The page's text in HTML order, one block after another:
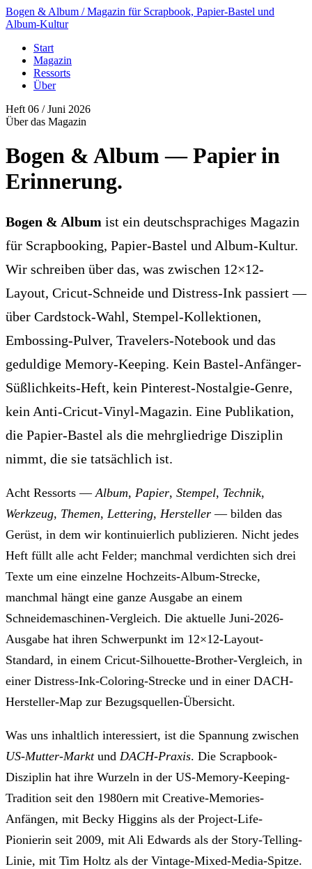
Bogen & Album / Magazin für Scrapbook, Papier-Bastel und
Album-Kultur
Start
Magazin
Ressorts
Über
Heft 06 / Juni 2026
Über das Magazin
Bogen & Album — Papierin
Erinnerung.
Bogen & Album ist ein deutschsprachiges Magazin
für Scrapbooking, Papier-Bastel und Album-Kultur.
Wir schreiben über das, was zwischen 12×12-
Layout, Cricut-Schneide und Distress-Ink passiert —
über Cardstock-Wahl, Stempel-Kollektionen,
Embossing-Pulver, Travelers-Notebook und das
geduldige Memory-Keeping. Kein Bastel-Anfänger-
Süßlichkeits-Heft, kein Pinterest-Nostalgie-Genre,
kein Anti-Cricut-Vinyl-Magazin. Eine Publikation,
die Papier-Bastel als die mehrgliedrige Disziplin
nimmt, die sie tatsächlich ist.
Acht Ressorts —Album, Papier, Stempel, Technik,
Werkzeug, Themen, Lettering, Hersteller — bilden das
Gerüst, in dem wir kontinuierlich publizieren. Nicht jedes
Heft füllt alle acht Felder; manchmal verdichten sich drei
Texte um eine einzelne Hochzeits-Album-Strecke,
manchmal hängt eine ganze Ausgabe an einem
Schneidemaschinen-Vergleich. Die aktuelle Juni-2026-
Ausgabe hat ihren Schwerpunkt im 12×12-Layout-
Standard, in einem Cricut-Silhouette-Brother-Vergleich, in
einer Distress-Ink-Coloring-Strecke und in einer DACH-
Hersteller-Map zur Bezugsquellen-Übersicht.
Was uns inhaltlich interessiert, ist die Spannung zwischen
US-Mutter-Marktund DACH-Praxis. Die Scrapbook-
Disziplin hat ihre Wurzeln in der US-Memory-Keeping-
Tradition seit den 1980ern mit Creative-Memories-
Anfängen, mit Becky Higgins als der Project-Life-
Pionierin seit 2009, mit Ali Edwards als der Story-Telling-
Linie, mit Tim Holtz als der Vintage-Mixed-Media-Spitze.